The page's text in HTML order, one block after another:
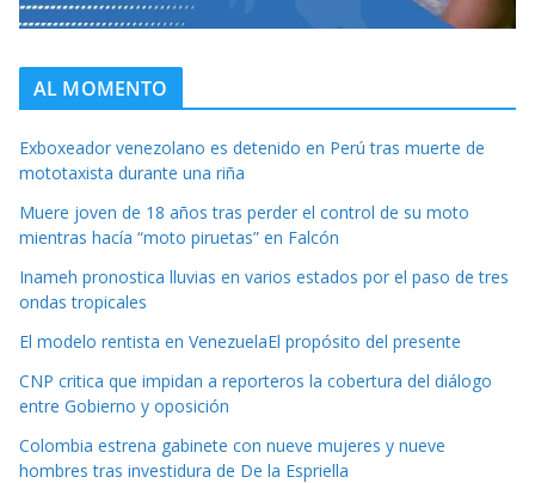
AL MOMENTO
Exboxeador venezolano es detenido en Perú tras muerte de
mototaxista durante una riña
Muere joven de 18 años tras perder el control de su moto
mientras hacía “moto piruetas” en Falcón
Inameh pronostica lluvias en varios estados por el paso de tres
ondas tropicales
El modelo rentista en VenezuelaEl propósito del presente
CNP critica que impidan a reporteros la cobertura del diálogo
entre Gobierno y oposición
Colombia estrena gabinete con nueve mujeres y nueve
hombres tras investidura de De la Espriella